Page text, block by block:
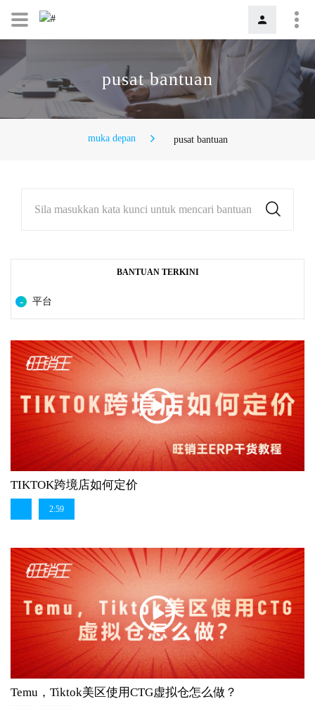
pusat bantuan
muka depan pusat bantuan
Sila masukkan kata kunci untuk mencari bantuan
BANTUAN TERKINI
平台
TIKTOK跨境店如何定价
2:59
Temu，Tiktok美区使用CTG虚拟仓怎么做？